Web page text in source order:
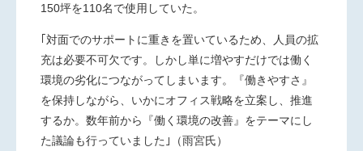
150坪を110名で使用していた。
｢対面でのサポートに重きを置いているため、人員の拡
充は必要不可欠です。しかし単に増やすだけでは働く
環境の劣化につながってしまいます。『働きやすさ』
を保持しながら、いかにオフィス戦略を立案し、推進
するか。数年前から『働く環境の改善』をテーマにし
た議論も行っていました｣（雨宮氏）